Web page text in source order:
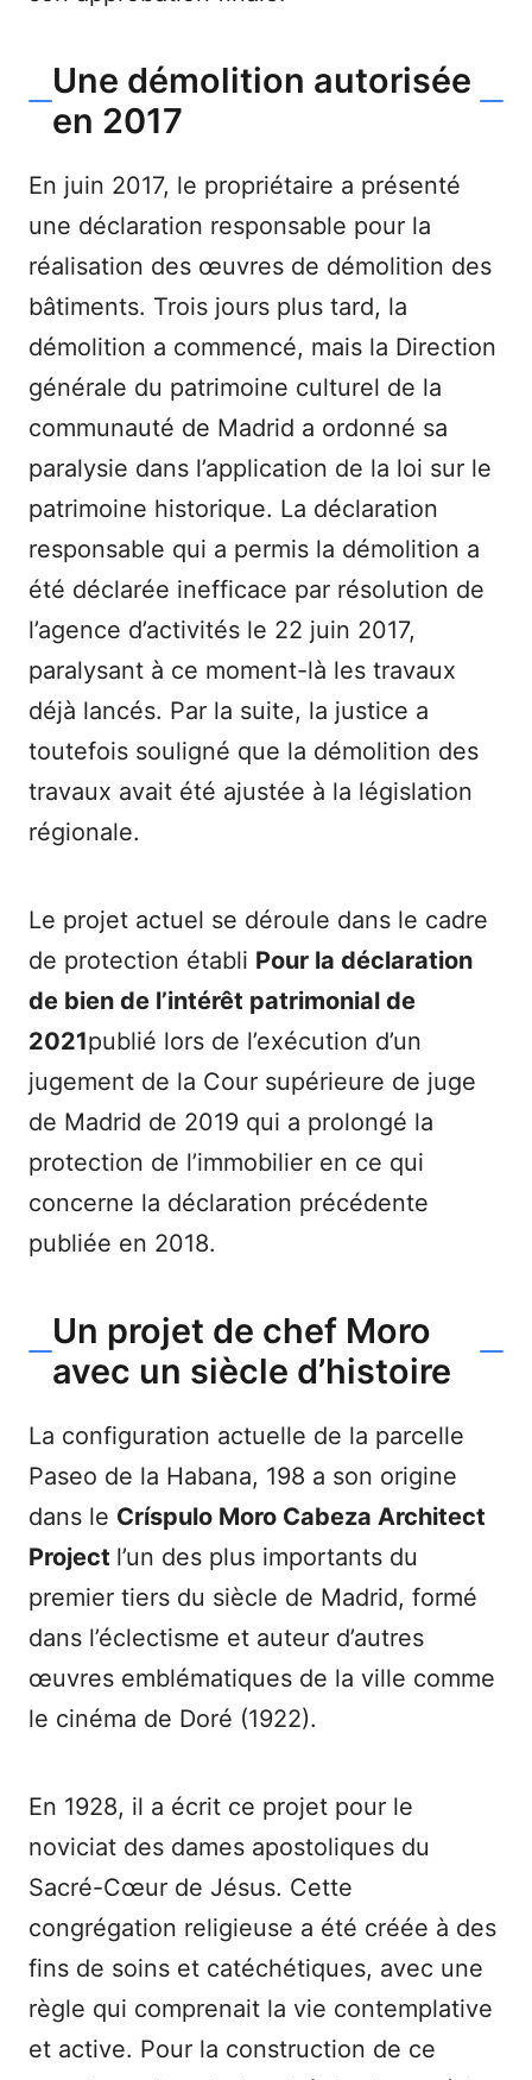
Une démolition autorisée
en 2017
En juin 2017, le propriétaire a présenté
une déclaration responsable pour la
réalisation des œuvres de démolition des
bâtiments. Trois jours plus tard, la
démolition a commencé, mais la Direction
générale du patrimoine culturel de la
communauté de Madrid a ordonné sa
paralysie dans l’application de la loi sur le
patrimoine historique. La déclaration
responsable qui a permis la démolition a
été déclarée inefficace par résolution de
l’agence d’activités le 22 juin 2017,
paralysant à ce moment-là les travaux
déjà lancés. Par la suite, la justice a
toutefois souligné que la démolition des
travaux avait été ajustée à la législation
régionale.
Le projet actuel se déroule dans le cadre
de protection établi Pour la déclaration
de bien de l’intérêt patrimonial de
2021publié lors de l’exécution d’un
jugement de la Cour supérieure de juge
de Madrid de 2019 qui a prolongé la
protection de l’immobilier en ce qui
concerne la déclaration précédente
publiée en 2018.
Un projet de chef Moro
avec un siècle d’histoire
La configuration actuelle de la parcelle
Paseo de la Habana, 198 a son origine
dans le Críspulo Moro Cabeza Architect
Project l’un des plus importants du
premier tiers du siècle de Madrid, formé
dans l’éclectisme et auteur d’autres
œuvres emblématiques de la ville comme
le cinéma de Doré (1922).
En 1928, il a écrit ce projet pour le
noviciat des dames apostoliques du
Sacré-Cœur de Jésus. Cette
congrégation religieuse a été créée à des
fins de soins et catéchétiques, avec une
règle qui comprenait la vie contemplative
et active. Pour la construction de ce